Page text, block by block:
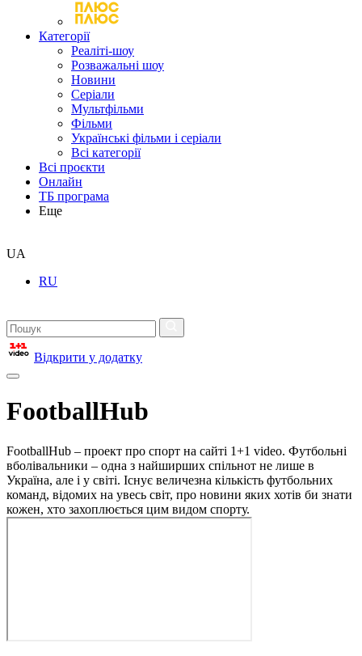
Категорії
Реаліті-шоу
Розважальні шоу
Новини
Серіали
Мультфільми
Фільми
Українські фільми і серіали
Всі категорії
Всі проєкти
Онлайн
ТБ програма
Еще
UA
RU
Відкрити у додатку
FootballHub
FootballHub – проект про спорт на сайті 1+1 video. Футбольні
вболівальники – одна з найширших спільнот не лише в
Україна, але і у світі. Існує величезна кількість футбольних
команд, відомих на увесь світ, про новини яких хотів би знати
кожен, хто захоплюється цим видом спорту.